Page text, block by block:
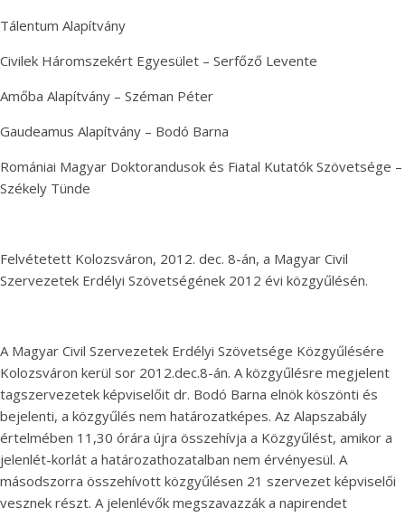
Tálentum Alapítvány
Civilek Háromszekért Egyesület – Serfőző Levente
Amőba Alapítvány – Széman Péter
Gaudeamus Alapítvány – Bodó Barna
Romániai Magyar Doktorandusok és Fiatal Kutatók Szövetsége –
Székely Tünde
Felvétetett Kolozsváron, 2012. dec. 8-án, a Magyar Civil
Szervezetek Erdélyi Szövetségének 2012 évi közgyűlésén.
A Magyar Civil Szervezetek Erdélyi Szövetsége Közgyűlésére
Kolozsváron kerül sor 2012.dec.8-án. A közgyűlésre megjelent
tagszervezetek képviselőit dr. Bodó Barna elnök köszönti és
bejelenti, a közgyűlés nem határozatképes. Az Alapszabály
értelmében 11,30 órára újra összehívja a Közgyűlést, amikor a
jelenlét-korlát a határozathozatalban nem érvényesül. A
másodszorra összehívott közgyűlésen 21 szervezet képviselői
vesznek részt. A jelenlévők megszavazzák a napirendet